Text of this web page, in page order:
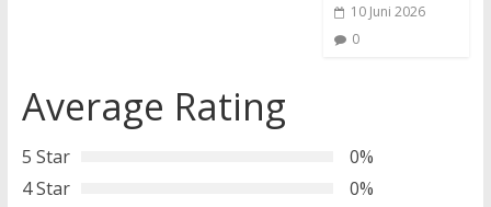
10 Juni 2026
0
Average Rating
5 Star
0%
4 Star
0%